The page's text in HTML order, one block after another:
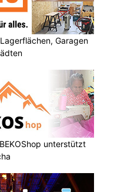
Garagen
unterstützt